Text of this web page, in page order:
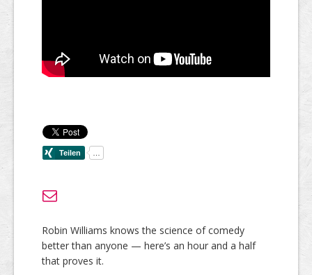
Robin Williams knows the science of comedy
better than anyone — here’s an hour and a half
that proves it.